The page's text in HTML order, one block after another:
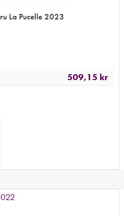
La Pucelle 2023
509,15 kr